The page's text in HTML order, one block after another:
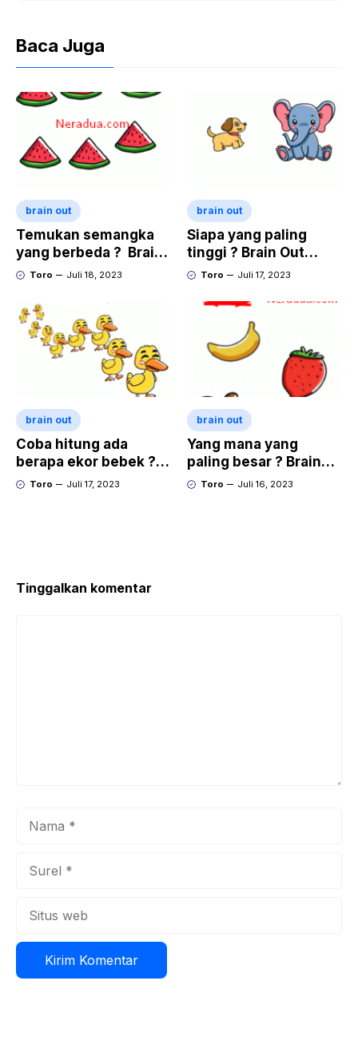
Baca Juga
brain out
Temukan semangka
yang berbeda ? Brain
Out Level 4
Toro Juli 18, 2023
brain out
Siapa yang paling
tinggi ? Brain Out
Level 3
Toro Juli 17, 2023
brain out
Coba hitung ada
berapa ekor bebek ?
Brain Out Level 2
Toro Juli 17, 2023
brain out
Yang mana yang
paling besar ? Brain
Out Level 1
Toro Juli 16, 2023
Tinggalkan komentar